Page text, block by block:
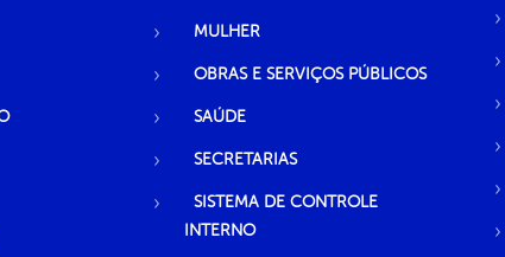
MULHER
OBRAS E SERVIÇOS PÚBLICOS
SAÚDE
SECRETARIAS
SISTEMA DE CONTROLE
INTERNO